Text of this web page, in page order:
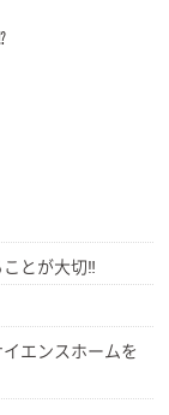
とが大切‼
エンスホームを